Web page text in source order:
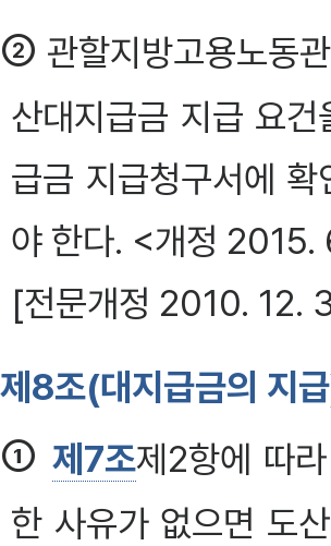
② 관할지방고용노동
산대지급금 지급 요
급금 지급청구서에
야 한다. <개정
[전문개정 2010. 12.
제8조(대지급금의 지
① 제7조제2항에 따
한 사유가 없으면 도